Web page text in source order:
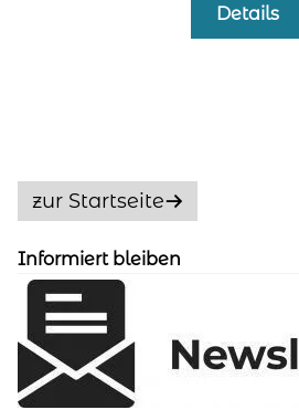
Details
zur Startseite
Informiert bleiben